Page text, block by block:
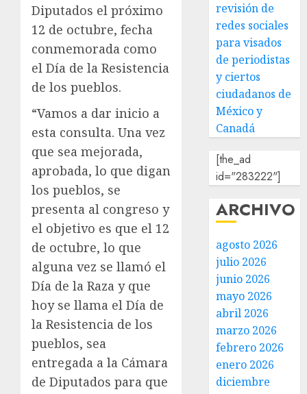
Diputados el próximo
12 de octubre, fecha
conmemorada como
el Día de la Resistencia
de los pueblos.
“Vamos a dar inicio a
esta consulta. Una vez
que sea mejorada,
aprobada, lo que digan
los pueblos, se
presenta al congreso y
el objetivo es que el 12
de octubre, lo que
alguna vez se llamó el
Día de la Raza y que
hoy se llama el Día de
la Resistencia de los
pueblos, sea
entregada a la Cámara
de Diputados para que
revisión de
redes sociales
para visados
de periodistas
y ciertos
ciudadanos de
México y
Canadá
[the_ad
id="283222"]
ARCHIVO
agosto 2026
julio 2026
junio 2026
mayo 2026
abril 2026
marzo 2026
febrero 2026
enero 2026
diciembre